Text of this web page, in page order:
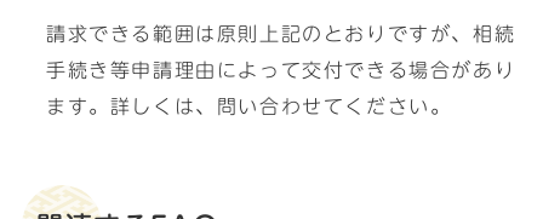
請求できる範囲は原則上記のとおりですが、相続
手続き等申請理由によって交付できる場合があり
ます。詳しくは、問い合わせてください。